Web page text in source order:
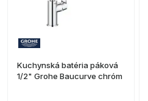
Kuchynská batéria páková
1/2" Grohe Baucurve chróm